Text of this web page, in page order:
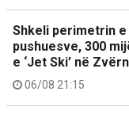
Shkeli perimetrin
pushuesve, 300
e ‘Jet Ski’ në
06/08 21:15